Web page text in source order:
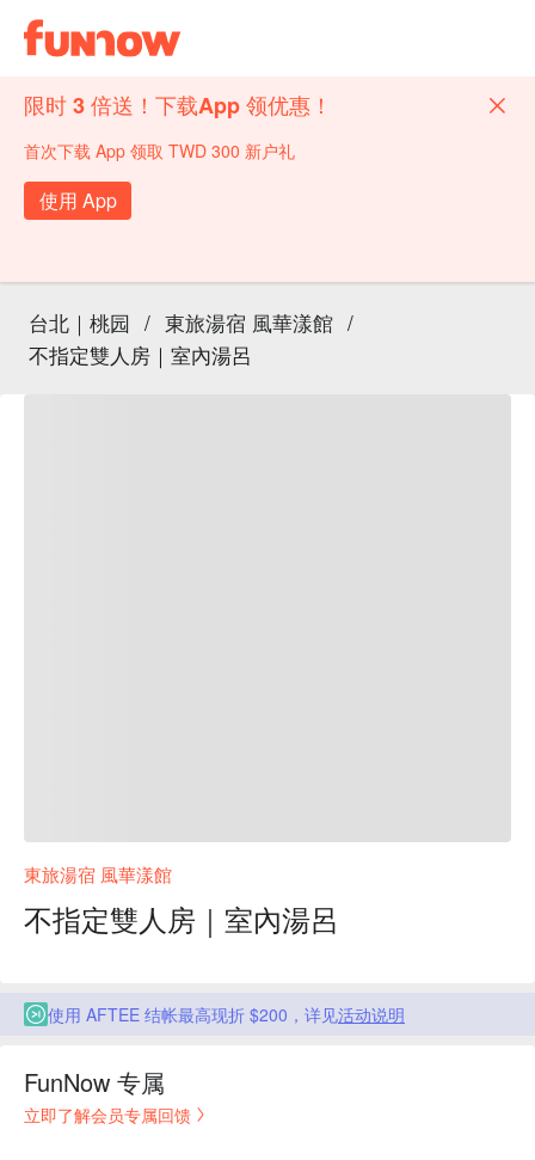
限时 3 倍送！下载App 领优惠！
首次下载 App 领取 TWD 300 新户礼
使用 App
台北｜桃园 / 東旅湯宿 風華漾館 /
不指定雙人房｜室內湯呂
東旅湯宿 風華漾館
不指定雙人房｜室內湯呂
使用 AFTEE 结帐最高现折 $200，详见活动说明
FunNow 专属
立即了解会员专属回馈